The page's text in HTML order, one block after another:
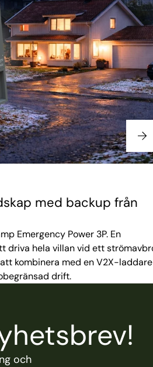
med backup från
Emergency Power 3P. En
driva hela villan vid ett
kombinera med en V2X-
drift.
och